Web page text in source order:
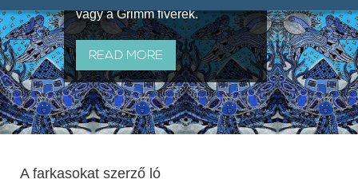
vagy a Grimm fivérek.
READ MORE
A farkasokat szerző ló